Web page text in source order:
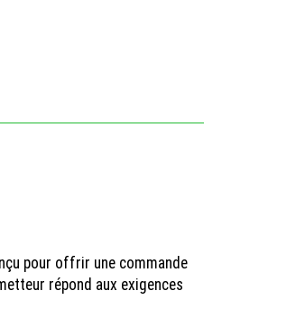
pour offrir une commande
répond aux exigences